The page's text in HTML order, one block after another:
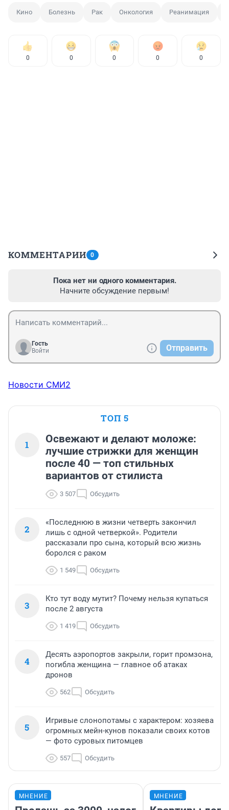
Кино Болезнь Рак Онкология Реанимация
0 0 0 0 0
КОММЕНТАРИИ 0
Пока нет ни одного комментария.
Начните обсуждение первым!
Гость
Войти
Отправить
Новости СМИ2
ТОП 5
1
Освежают и делают моложе:
лучшие стрижки для женщин
после 40 — топ стильных
вариантов от стилиста
3 507 Обсудить
2
«Последнюю в жизни четверть закончил
лишь с одной четверкой». Родители
рассказали про сына, который всю жизнь
боролся с раком
1 549 Обсудить
3
Кто тут воду мутит? Почему нельзя купаться
после 2 августа
1 419 Обсудить
4
Десять аэропортов закрыли, горит промзона,
погибла женщина — главное об атаках
дронов
562 Обсудить
5
Игривые слонопотамы с характером: хозяева
огромных мейн-кунов показали своих котов
— фото суровых питомцев
557 Обсудить
МНЕНИЕ МНЕНИЕ